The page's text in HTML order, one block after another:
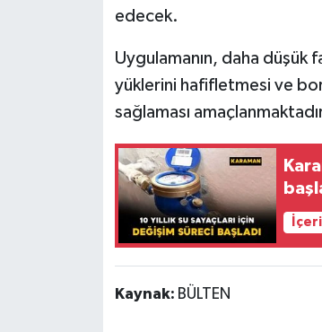
edecek.
Uygulamanın, daha düşük
yüklerini hafifletmesi ve
sağlaması
Kaynak: BÜLTEN